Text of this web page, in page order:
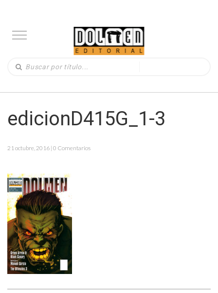
edicionD415G_1-3
21 octubre, 2016 | 0 Comentarios